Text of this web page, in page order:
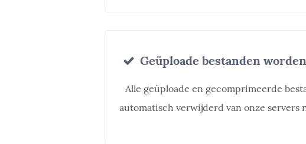
Geüploade bestanden
Alle geüploade en gecomprimeerde
automatisch verwijderd van onze servers